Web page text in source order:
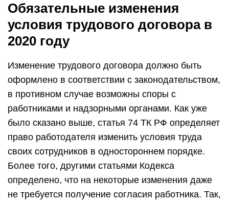
Обязательные изменения
условия трудового договора в
2020 году
Изменение трудового договора должно быть
оформлено в соответствии с законодательством,
в противном случае возможны споры с
работниками и надзорными органами. Как уже
было сказано выше, статья 74 ТК РФ определяет
право работодателя изменить условия труда
своих сотрудников в одностороннем порядке.
Более того, другими статьями Кодекса
определено, что на некоторые изменения даже
не требуется получение согласия работника. Так,